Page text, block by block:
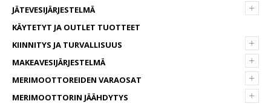
+
JÄTEVESIJÄRJESTELMÄ
KÄYTETYT JA OUTLET TUOTTEET
+
KIINNITYS JA TURVALLISUUS
+
MAKEAVESIJÄRJESTELMÄ
+
MERIMOOTTOREIDEN VARAOSAT
+
MERIMOOTTORIN JÄÄHDYTYS